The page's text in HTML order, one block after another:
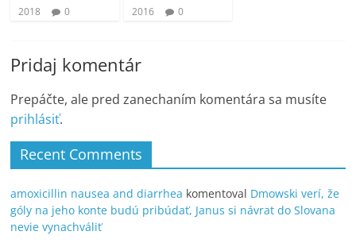
2018
0
2016
0
Pridaj komentár
Prepáčte, ale pred zanechaním komentára sa musíte
prihlásiť.
Recent Comments
amoxicillin nausea and diarrhea komentoval Dmowski verí, že
góly na jeho konte budú pribúdať, Janus si návrat do Slovana
nevie vynachváliť